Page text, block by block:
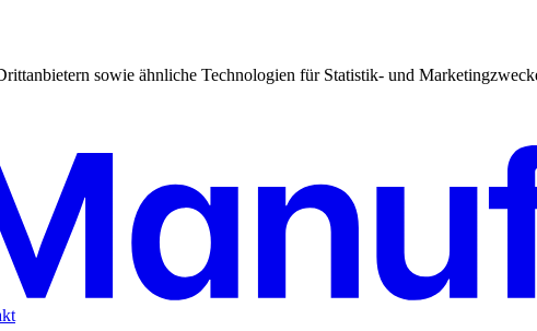
sowie ähnliche Technologien für Statistik- und